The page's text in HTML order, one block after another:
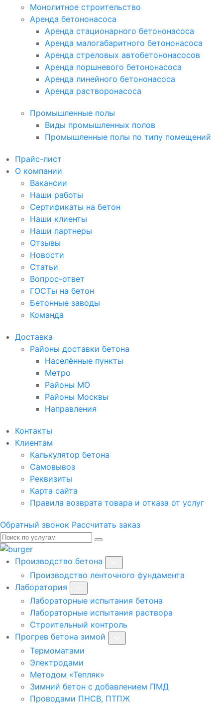
Монолитное строительство
Аренда бетононасоса
Аренда стационарного бетононасоса
Аренда малогабаритного бетононасоса
Аренда стреловых автобетононасосов
Аренда поршневого бетононасоса
Аренда линейного бетононасоса
Аренда растворонасоса
Промышленные полы
Виды промышленных полов
Промышленные полы по типу помещений
Прайс-лист
О компании
Вакансии
Наши работы
Сертификаты на бетон
Наши клиенты
Наши партнеры
Отзывы
Новости
Статьи
Вопрос-ответ
ГОСТы на бетон
Бетонные заводы
Команда
Доставка
Районы доставки бетона
Населённые пункты
Метро
Районы МО
Районы Москвы
Направления
Контакты
Клиентам
Калькулятор бетона
Самовывоз
Реквизиты
Карта сайта
Правила возврата товара и отказа от услуг
Обратный звонок Рассчитать заказ
Производство бетона
Производство ленточного фундамента
Лаборатория
Лабораторные испытания бетона
Лабораторные испытания раствора
Строительный контроль
Прогрев бетона зимой
Термоматами
Электродами
Методом «Тепляк»
Зимний бетон с добавлением ПМД
Проводами ПНСВ, ПТПЖ